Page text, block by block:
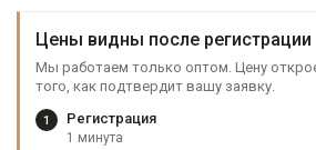
Цены видны после регистрации
Мы работаем только оптом. Цену
того, как подтвердит вашу заявку.
1 Регистрация
1 минута